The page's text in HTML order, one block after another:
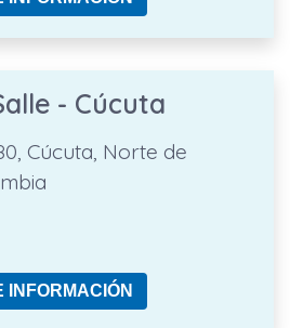
- Cúcuta
Cúcuta, Norte de
INFORMACIÓN